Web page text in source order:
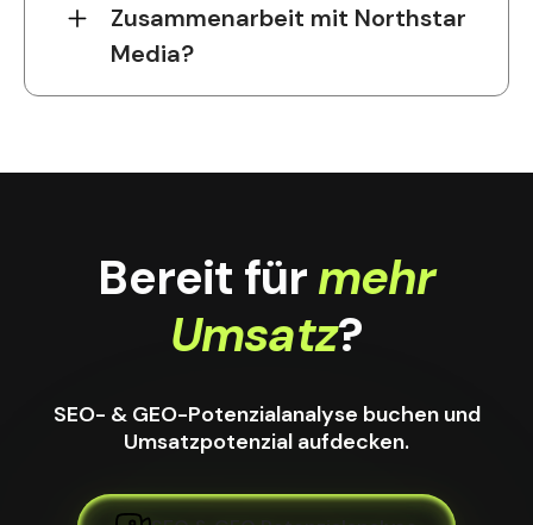
Zusammenarbeit mit Northstar
Media?
Bereit fürmehr
Umsatz?
SEO- & GEO-Potenzialanalyse buchen und
Umsatzpotenzial aufdecken.